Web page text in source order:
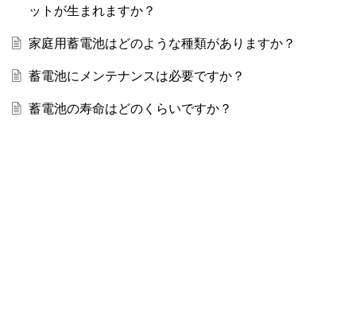
ットが生まれますか？
家庭用蓄電池はどのような種類がありますか？
蓄電池にメンテナンスは必要ですか？
蓄電池の寿命はどのくらいですか？